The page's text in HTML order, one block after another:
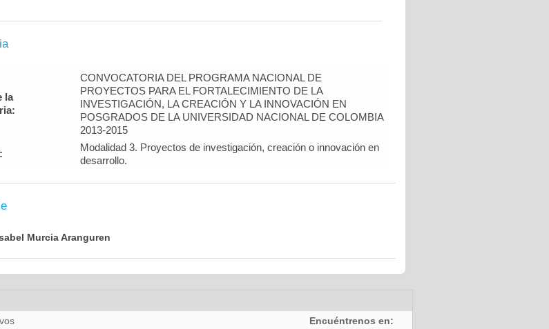
la
CONVOCATORIA DEL PROGRAMA NACIONAL DE
PROYECTOS PARA EL FORTALECIMIENTO DE LA
INVESTIGACIÓN, LA CREACIÓN Y LA INNOVACIÓN EN
POSGRADOS DE LA UNIVERSIDAD NACIONAL DE COLOMBIA
2013-2015
Modalidad 3. Proyectos de investigación, creación o innovación en
desarrollo.
Murcia Aranguren
Encuéntrenos en: